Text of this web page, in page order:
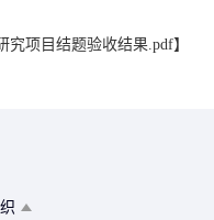
究项目结题验收结果.pdf】